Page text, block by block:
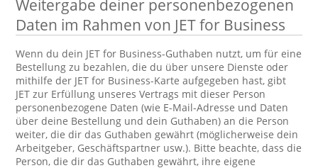
Weitergabe deiner personenbezogenen
Daten im Rahmen von JET for Business
Wenn du dein JET for Business-Guthaben nutzt, um für eine
Bestellung zu bezahlen, die du über unsere Dienste oder
mithilfe der JET for Business-Karte aufgegeben hast, gibt
JET zur Erfüllung unseres Vertrags mit dieser Person
personenbezogene Daten (wie E-Mail-Adresse und Daten
über deine Bestellung und dein Guthaben) an die Person
weiter, die dir das Guthaben gewährt (möglicherweise dein
Arbeitgeber, Geschäftspartner usw.). Bitte beachte, dass die
Person, die dir das Guthaben gewährt, ihre eigene